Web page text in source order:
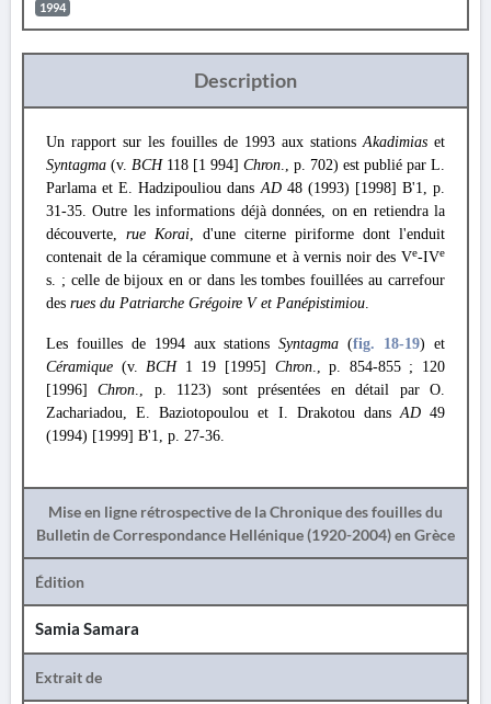
1994
Description
Un rapport sur les fouilles de 1993 aux stationsAkadimias et
Syntagma (v. BCH118 [1 994] Chron., p. 702) est publié par L.
Parlama et E. Hadzipouliou dansAD48 (1993) [1998] Β'1, p.
31-35. Outre les informations déjà données, on en retiendra la
découverte, rue Korai, d'une citerne piriforme dont l'enduit
contenait de la céramique commune et à vernis noir des Ve-IVe
s. ; celle de bijoux en or dans les tombes fouillées au carrefour
des rues du Patriarche Grégoire V et Panépistimiou.
Les fouilles de 1994 aux stationsSyntagma (fig. 18-19) et
Céramique (v.BCH1 19 [1995] Chron., p. 854-855 ; 120
[1996]Chron., p. 1123) sont présentées en détail par O.
Zachariadou, E. Baziotopoulou et I. Drakotou dansAD49
(1994) [1999] Β'1, p. 27-36.
Mise en ligne rétrospective de la Chronique des fouilles du
Bulletin de Correspondance Hellénique (1920-2004) en Grèce
Édition
Samia Samara
Extrait de